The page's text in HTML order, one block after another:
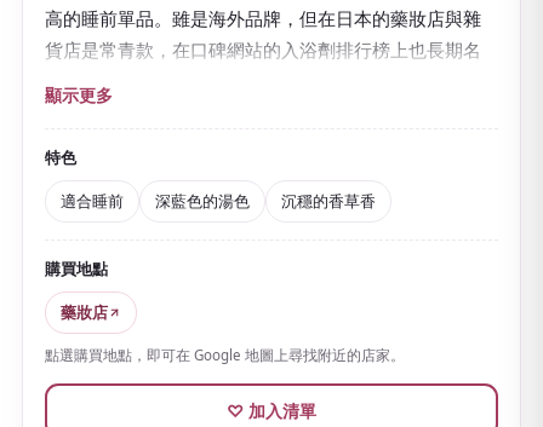
高的睡前單品。雖是海外品牌，但在日本的藥妝店與雜
貨店是常青款，在口碑網站的入浴劑排行榜上也長期名
「Gute Nacht」在德語中是「晚安」的意思。所含的 啤
酒花與纈草
知的植物。
由天然岩鹽與天然香草精油製成，溶於熱水後會變成深
藍色的湯色
合想要悠然度過的夜晚。
香氣種類豐富也是 Kneipp 的魅力，從50g小袋到大容量
瓶裝一應俱全。小袋型輕巧便攜，對於在日本藥妝店尋
找「分送伴手禮」的人來說也很好選。
顯示更多
特色
適合睡前
深藍色的湯色 沉穩的香草香
購買地點
藥妝店
點選購買地點，即可在 Google 地圖上尋找附近的店家。
♡ 加入清單